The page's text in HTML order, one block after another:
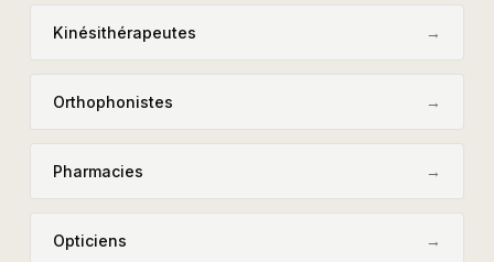
Kinésithérapeutes →
Orthophonistes →
Pharmacies →
Opticiens →